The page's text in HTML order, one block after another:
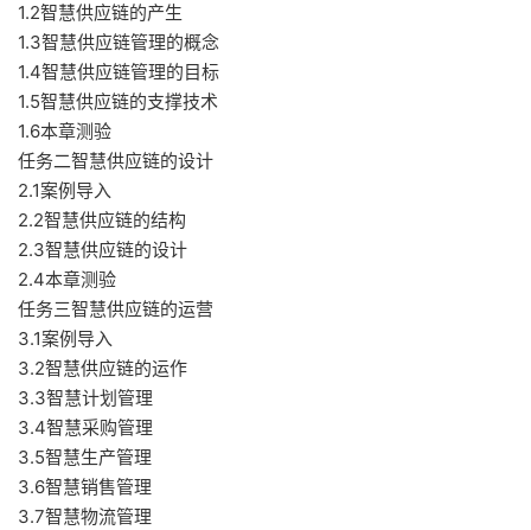
1.2智慧供应链的产生
1.3智慧供应链管理的概念
1.4智慧供应链管理的目标
1.5智慧供应链的支撑技术
1.6本章测验
任务二智慧供应链的设计
2.1案例导入
2.2智慧供应链的结构
2.3智慧供应链的设计
2.4本章测验
任务三智慧供应链的运营
3.1案例导入
3.2智慧供应链的运作
3.3智慧计划管理
3.4智慧采购管理
3.5智慧生产管理
3.6智慧销售管理
3.7智慧物流管理